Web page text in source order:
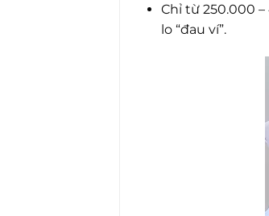
Chỉ từ 250.000
lo “đau ví”.